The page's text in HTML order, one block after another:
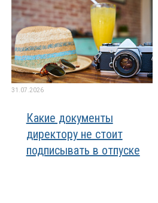
31.07.2026
Какие документы
директору не стоит
подписывать в отпуске